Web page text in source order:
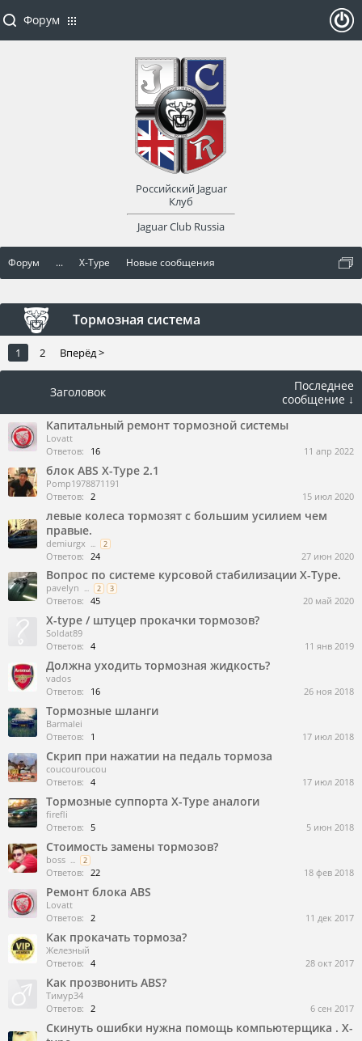
Форум ... X-Type Новые сообщения
Тормозная система
1 2 Вперёд >
Заголовок
Последнее
сообщение ↓
Капитальный ремонт тормозной системы
Lovatt
Ответов:
16 11 апр 2022
блок ABS X-Type 2.1
Pomp1978871191
Ответов: 2 15 июл 2020
левые колеса тормозят с большим усилием чем
правые.
demiurgx ... 2
Ответов: 24 27 июн 2020
Вопрос по системе курсовой стабилизации X-Type.
pavelyn ... 2 3
Ответов: 45 20 май 2020
X-type / штуцер прокачки тормозов?
Soldat89
Ответов: 4 11 янв 2019
Должна уходить тормозная жидкость?
vados
Ответов:
16 26 ноя 2018
Тормозные шланги
Barmalei
Ответов:
1 17 июл 2018
Скрип при нажатии на педаль тормоза
coucouroucou
Ответов: 4 17 июл 2018
Тормозные суппорта X-Type аналоги
firefli
Ответов: 5 5 июн 2018
Стоимость замены тормозов?
boss ... 2
Ответов: 22 18 фев 2018
Ремонт блока ABS
Lovatt
Ответов: 2 11 дек 2017
Как прокачать тормоза?
Железный
Ответов: 4 28 окт 2017
Как прозвонить ABS?
Тимур34
Ответов: 2 6 сен 2017
Скинуть ошибки нужна помощь компьютерщика . X-
Форум
Российский Jaguar
Клуб
Jaguar Club Russia
оват